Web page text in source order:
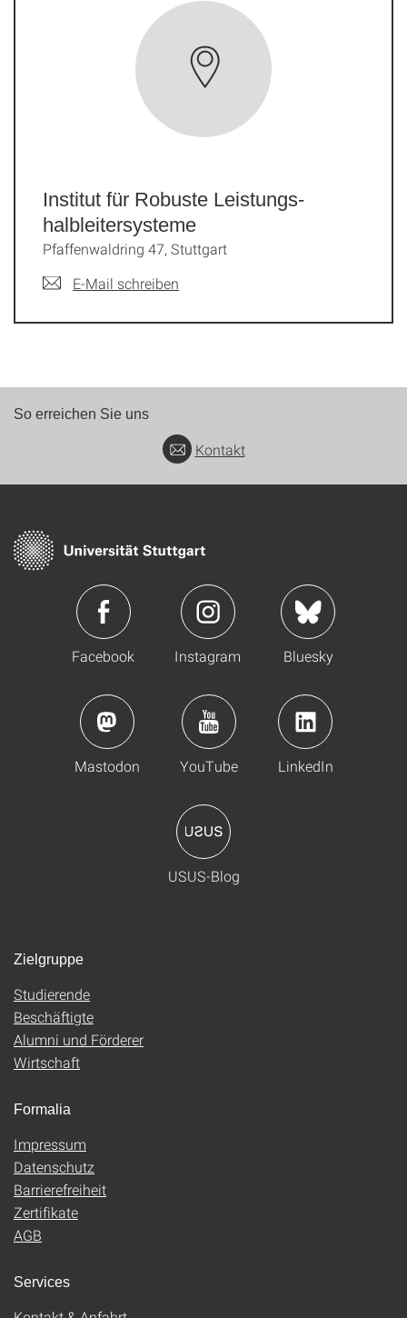
Institut für Robuste Leistungs­
halbleiter­systeme
Pfaffenwaldring 47, Stuttgart
E-Mail schreiben
So erreichen Sie uns
Kontakt
Facebook Instagram Bluesky
Mastodon YouTube LinkedIn
USUS-Blog
Zielgruppe
Studierende
Beschäftigte
Alumni und Förderer
Wirtschaft
Formalia
Impressum
Datenschutz
Barrierefreiheit
Zertifikate
AGB
Services